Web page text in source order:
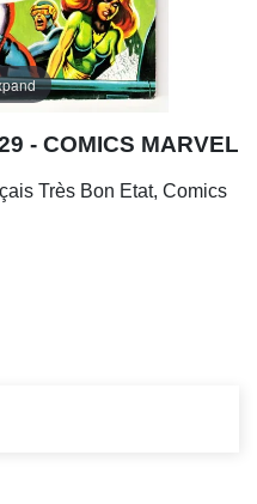
- COMICS MARVEL
Très Bon Etat, Comics